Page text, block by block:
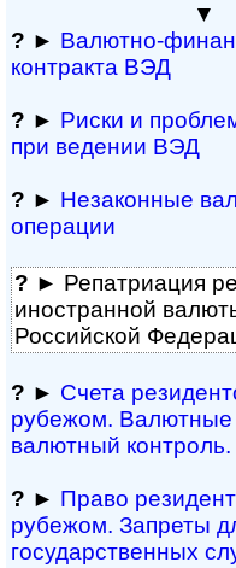
▼
? ► Валютно-
контракта ВЭД
? ► Риски и
при ведении ВЭД
? ► Незаконные
операции
? ► Репатриация
иностранной
Рос­сий­ской
? ► Счета
рубежом. Валютные
валютный
? ► Право
рубежом. Запреты
государственных